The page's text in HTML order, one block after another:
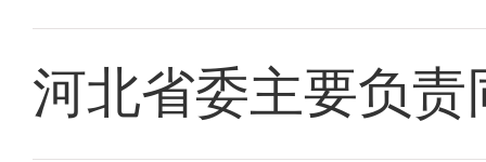
河北省委主要负